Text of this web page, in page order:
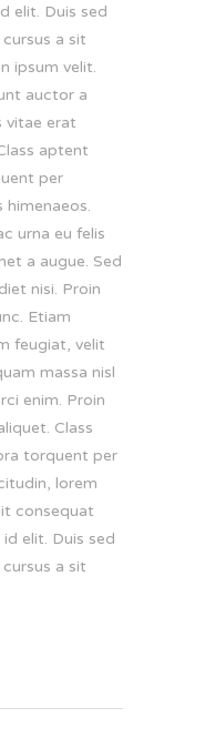
elit. Duis sed
a sit
ipsum velit.
auctor a
vitae erat
aptent
per
urna eu felis
a augue. Sed
nisi. Proin
Etiam
feugiat, velit
massa nisl
enim. Proin
Class
torquent per
lorem
consequat
elit. Duis sed
a sit